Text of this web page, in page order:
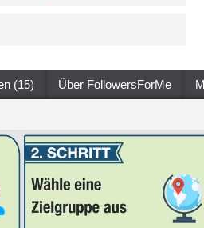
(15) Über FollowersForMe